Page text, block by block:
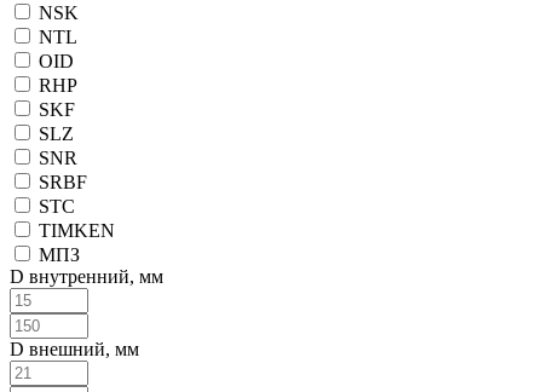
NSK
NTL
OID
RHP
SKF
SLZ
SNR
SRBF
STC
TIMKEN
МПЗ
D внутренний, мм
D внешний, мм